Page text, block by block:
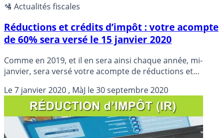
🛂 Actualités fiscales
Réductions et crédits d’impôt : votre acompte
de 60% sera versé le 15 janvier 2020
Comme en 2019, et il en sera ainsi chaque année, mi-
janvier, sera versé votre acompte de réductions et
Cet acompte de 60% est calculé sur le montant des
réductions et crédits d’impôts constatés en 2019
(dépenses engagées en 2018).
Le7 janvier 2020 , MàJ le30 septembre 2020